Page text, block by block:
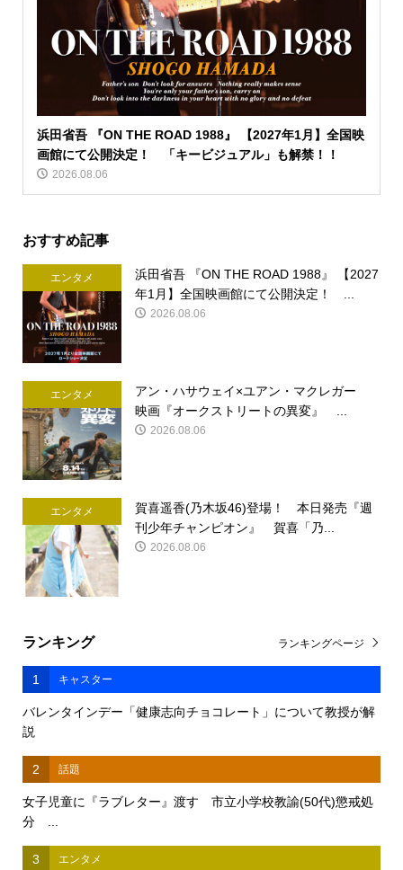
浜田省吾 『ON THE ROAD 1988』 【2027年1月】全国映
画館にて公開決定！ 「キービジュアル」も解禁！！
2026.08.06
おすすめ記事
エンタメ
浜田省吾 『ON THE ROAD 1988』 【2027
年1月】全国映画館にて公開決定！ ...
2026.08.06
エンタメ
アン・ハサウェイ×ユアン・マクレガー
映画『オークストリートの異変』 ...
2026.08.06
エンタメ
賀喜遥香(乃木坂46)登場！ 本日発売『週
刊少年チャンピオン』 賀喜「乃...
2026.08.06
ランキング
1 キャスター
バレンタインデー「健康志向チョコレート」について教授が解
説
2 話題
女子児童に『ラブレター』渡す 市立小学校教諭(50代)懲戒処
分 ...
3 エンタメ
ランキングページ